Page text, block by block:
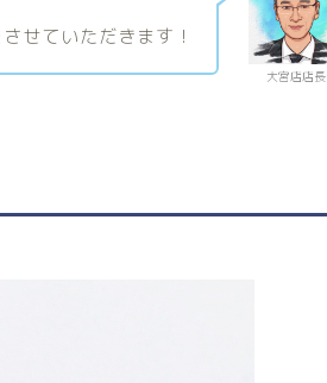
大宮店店長
せていただきます！